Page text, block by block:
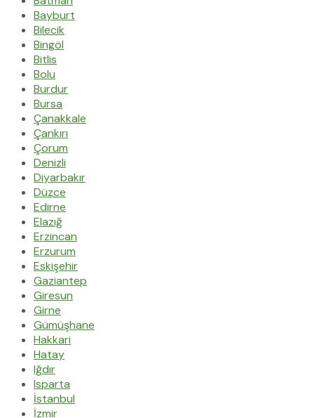
Bayburt
Bilecik
Bingöl
Bitlis
Bolu
Burdur
Bursa
Çanakkale
Çankırı
Çorum
Denizli
Diyarbakır
Düzce
Edirne
Elazığ
Erzincan
Erzurum
Eskişehir
Gaziantep
Giresun
Girne
Gümüşhane
Hakkari
Hatay
Iğdır
Isparta
İstanbul
İzmir